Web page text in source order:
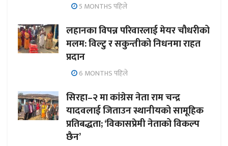
5 MONTHS पहिले
लहानका विपन्न परिवारलाई मेयर चौधरीको
मलम: विल्टु र सकुन्तीको निधनमा राहत
प्रदान
6 MONTHS पहिले
सिरहा–२ मा कांग्रेस नेता राम चन्द्र
यादवलाई जिताउन स्थानीयको सामूहिक
प्रतिबद्धता; ‘विकासप्रेमी नेताको विकल्प
छैन’